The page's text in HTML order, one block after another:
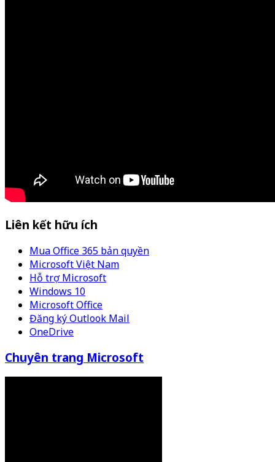
Liên kết hữu ích
Mua Office 365 bản quyền
Microsoft Việt Nam
Hỗ trợ Microsoft
Windows 10
Microsoft Office
Đăng ký Outlook Mail
OneDrive
Chuyên trang Microsoft